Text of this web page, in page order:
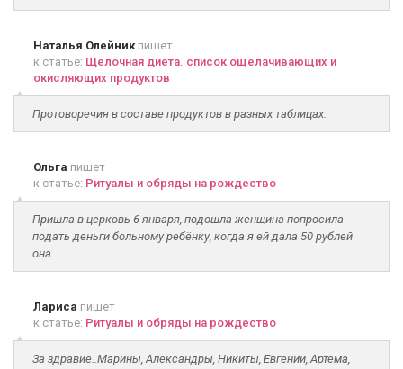
Наталья Олейникпишет
к статье: Щелочная диета. список ощелачивающих и
окисляющих продуктов
Протоворечия в составе продуктов в разных таблицах.
Ольга пишет
к статье: Ритуалы и обряды на рождество
Пришла в церковь 6 января, подошла женщина попросила
подать деньги больному ребёнку, когда я ей дала 50 рублей
она...
Лариса пишет
к статье: Ритуалы и обряды на рождество
За здравие..Марины, Александры, Никиты, Евгении, Артема,